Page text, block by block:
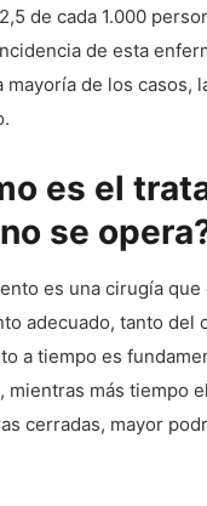
de cada 1.000
de esta
mayoría de los casos,
es el
se
es una cirugía
adecuado, tanto del
a tiempo es
mientras más tiempo
cerradas, mayor